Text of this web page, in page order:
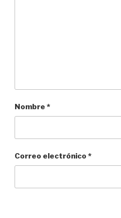
Nombre *
Correo electrónico *